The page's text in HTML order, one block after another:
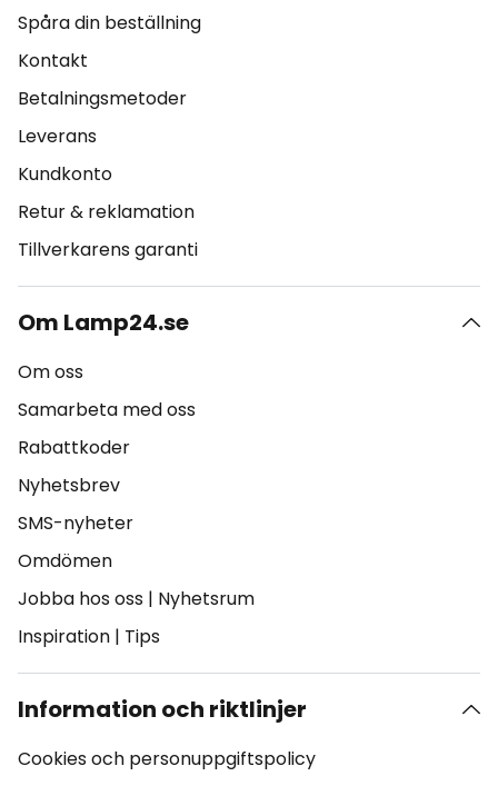
Spåra din beställning
Kontakt
Betalningsmetoder
Leverans
Kundkonto
Retur & reklamation
Tillverkarens garanti
Om Lamp24.se
Om oss
Samarbeta med oss
Rabattkoder
Nyhetsbrev
SMS-nyheter
Omdömen
Jobba hos oss | Nyhetsrum
Inspiration | Tips
Information och riktlinjer
Cookies och personuppgiftspolicy